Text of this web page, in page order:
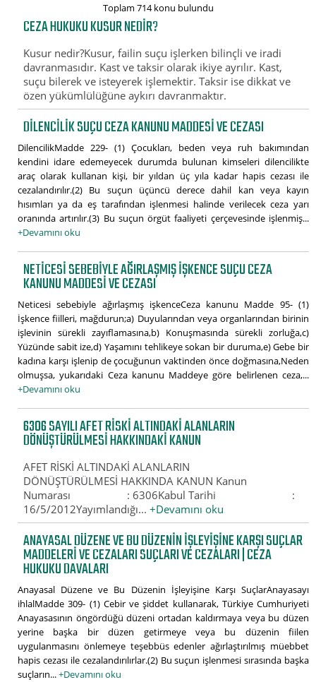
Toplam 714 konu bulundu
CEZA HUKUKU KUSUR NEDIR?
Kusur nedir?Kusur, failin suçu işlerken bilinçli ve iradi
davranmasıdır. Kast ve taksir olarak ikiye ayrılır. Kast,
suçu bilerek ve isteyerek işlemektir. Taksir ise dikkat ve
özen yükümlülüğüne aykırı davranmaktır.
DILENCILIK SUÇU CEZA KANUNU MADDESI VE CEZASI
DilencilikMadde 229- (1) Çocukları, beden veya ruh bakımından
kendini idare edemeyecek durumda bulunan kimseleri dilencilikte
araç olarak kullanan kişi, bir yıldan üç yıla kadar hapis cezası ile
cezalandırılır.(2) Bu suçun üçüncü derece dahil kan veya kayın
hısımları ya da eş tarafından işlenmesi halinde verilecek ceza yarı
oranında artırılır.(3) Bu suçun örgüt faaliyeti çerçevesinde işlenmiş...
+Devamını oku
NETICESI SEBEBIYLE AĞIRLAŞMIŞ IŞKENCE SUÇU CEZA
KANUNU MADDESI VE CEZASI
Neticesi sebebiyle ağırlaşmış işkenceCeza kanunu Madde 95- (1)
İşkence fiilleri, mağdurun;a) Duyularından veya organlarından birinin
işlevinin sürekli zayıflamasına,b) Konuşmasında sürekli zorluğa,c)
Yüzünde sabit ize,d) Yaşamını tehlikeye sokan bir duruma,e) Gebe bir
kadına karşı işlenip de çocuğunun vaktinden önce doğmasına,Neden
olmuşsa, yukarıdaki Ceza kanunu Maddeye göre belirlenen ceza,...
+Devamını oku
6306 SAYILI AFET RISKI ALTINDAKI ALANLARIN
DÖNÜŞTÜRÜLMESI HAKKINDAKI KANUN
AFET RİSKİ ALTINDAKİ ALANLARIN
DÖNÜŞTÜRÜLMESİ HAKKINDA KANUN Kanun
Numarası : 6306Kabul Tarihi :
16/5/2012Yayımlandığı...+Devamını oku
ANAYASAL DÜZENE VE BU DÜZENIN İŞLEYIŞINE KARŞI SUÇLAR
MADDELERI VE CEZALARI SUÇLARI VE CEZALARI | CEZA
HUKUKU DAVALARI
Anayasal Düzene ve Bu Düzenin İşleyişine Karşı SuçlarAnayasayı
ihlalMadde 309- (1) Cebir ve şiddet kullanarak, Türkiye Cumhuriyeti
Anayasasının öngördüğü düzeni ortadan kaldırmaya veya bu düzen
yerine başka bir düzen getirmeye veya bu düzenin fiilen
uygulanmasını önlemeye teşebbüs edenler ağırlaştırılmış müebbet
hapis cezası ile cezalandırılırlar.(2) Bu suçun işlenmesi sırasında başka
suçların...+Devamını oku